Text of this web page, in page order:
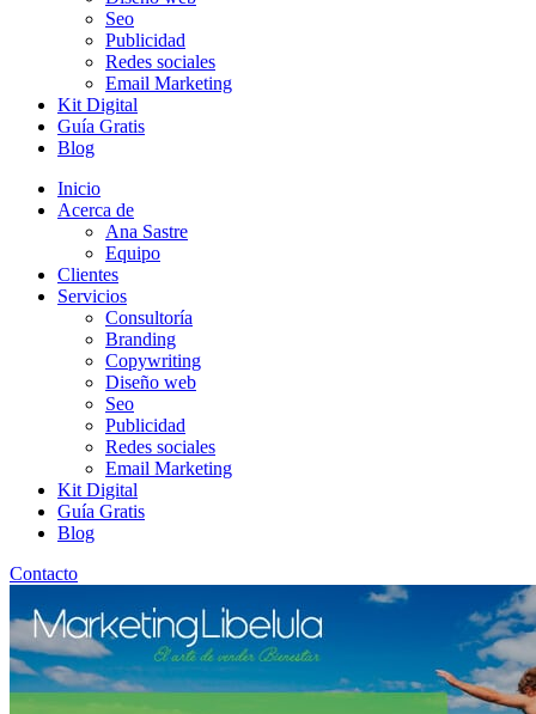
Seo
Publicidad
Redes sociales
Email Marketing
Kit Digital
Guía Gratis
Blog
Inicio
Acerca de
Ana Sastre
Equipo
Clientes
Servicios
Consultoría
Branding
Copywriting
Diseño web
Seo
Publicidad
Redes sociales
Email Marketing
Kit Digital
Guía Gratis
Blog
Contacto